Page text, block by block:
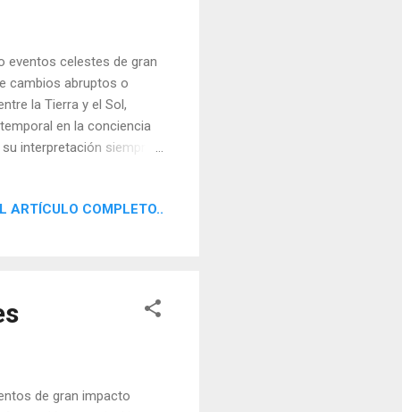
eventos celestes de gran
cambios abruptos o
la Tierra y el Sol,
en la conciencia
interpretación siempre
ARTÍCULO COMPLETO..
de gran impacto